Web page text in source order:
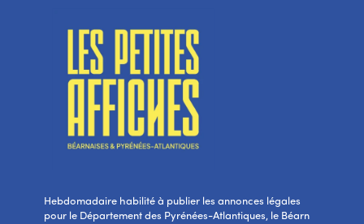
Hebdomadaire habilité à publier les annonces légales
pour le Département des Pyrénées-Atlantiques, le Béarn